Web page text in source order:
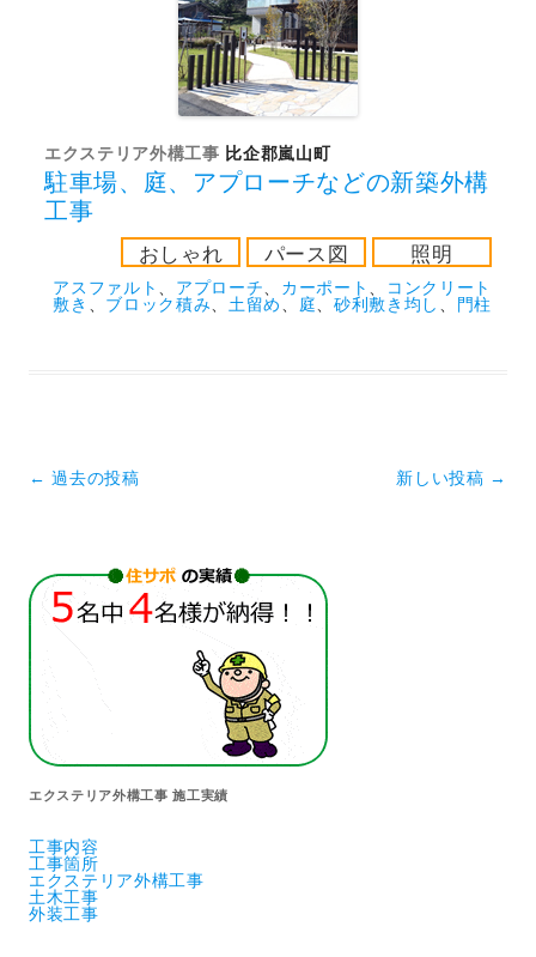
エクステリア外構工事 比企郡嵐山町
駐車場、庭、アプローチなどの新築外構
工事
おしゃれ パース図 照明
アスファルト アプローチ カーポート
コンクリート
敷き
ブロック積み 土留め 庭 砂利敷き均し 門柱
投稿ナビゲーション
← 過去の投稿 新しい投稿 →
エクステリア外構工事 施工実績
工事内容
工事箇所
エクステリア外構工事
土木工事
外装工事